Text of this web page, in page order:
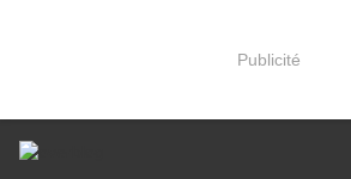
Publicité